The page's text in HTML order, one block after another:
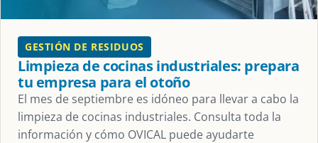
GESTIÓN DE RESIDUOS
Limpieza de cocinas industriales: prepara
tu empresa para el otoño
El mes de septiembre es idóneo para llevar a cabo la
limpieza de cocinas industriales. Consulta toda la
información y cómo OVICAL puede ayudarte